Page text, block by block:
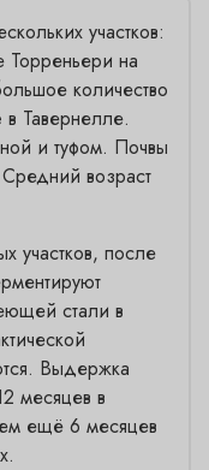
участков:
на
количество
в Тавернелле.
и туфом. Почвы
возраст
участков, после
стали в
Выдержка
месяцев в
ещё 6 месяцев